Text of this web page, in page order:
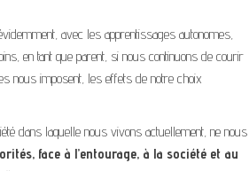
avec les apprentissages autonomes,
en tant que parent, si nous continuons de courir
nous imposent, les effets de notre choix
dans laquelle nous vivons actuellement, ne nous
face à l’entourage, à la société et au